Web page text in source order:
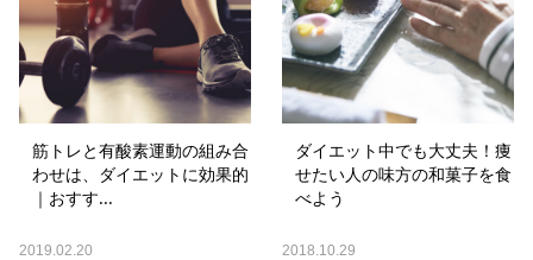
筋トレと有酸素運動の組み合
わせは、ダイエットに効果的
｜おすす...
2019.02.20
ダイエット中でも大丈夫！痩
せたい人の味方の和菓子を食
べよう
2018.10.29